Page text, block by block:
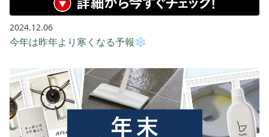
2024.12.06
今年は昨年より寒くなる予報❄